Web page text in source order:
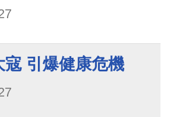
寇 引爆健康危機